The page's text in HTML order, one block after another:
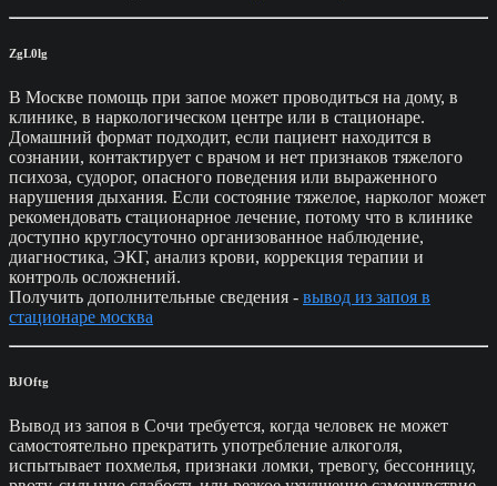
ZgL0lg
В Москве помощь при запое может проводиться на дому, в
клинике, в наркологическом центре или в стационаре.
Домашний формат подходит, если пациент находится в
сознании, контактирует с врачом и нет признаков тяжелого
психоза, судорог, опасного поведения или выраженного
нарушения дыхания. Если состояние тяжелое, нарколог может
рекомендовать стационарное лечение, потому что в клинике
доступно круглосуточно организованное наблюдение,
диагностика, ЭКГ, анализ крови, коррекция терапии и
контроль осложнений.
Получить дополнительные сведения - вывод из запоя в
стационаре москва
BJOftg
Вывод из запоя в Сочи требуется, когда человек не может
самостоятельно прекратить употребление алкоголя,
испытывает похмелья, признаки ломки, тревогу, бессонницу,